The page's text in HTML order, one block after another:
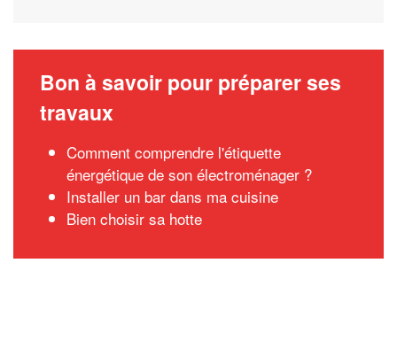
Bon à savoir pour préparer ses
travaux
Comment comprendre l'étiquette
énergétique de son électroménager ?
Installer un bar dans ma cuisine
Bien choisir sa hotte